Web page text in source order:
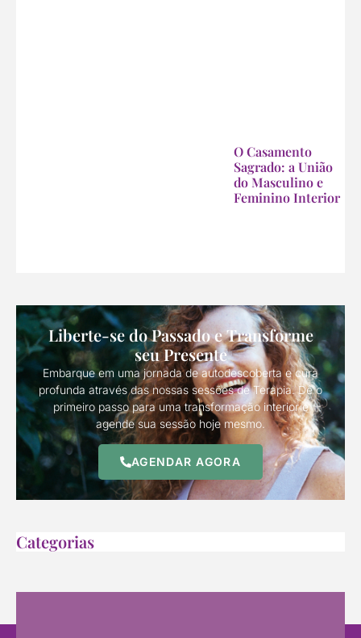
O Casamento
Sagrado: a União
do Masculino e
Feminino Interior
Liberte-se do Passado e Transforme
seu Presente
Embarque em uma jornada de autodescoberta e cura
profunda através das nossas sessões de Terapia. Dê o
primeiro passo para uma transformação interior e
agende sua sessão hoje mesmo.
AGENDAR AGORA
Categorias